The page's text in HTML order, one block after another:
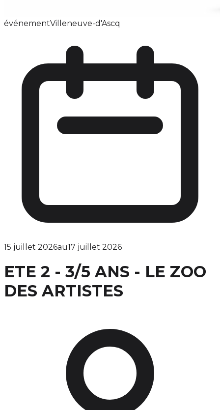
événementVilleneuve-d'Ascq
15 juillet 2026au17 juillet 2026
ETE 2 - 3/5 ANS - LE ZOO
DES ARTISTES